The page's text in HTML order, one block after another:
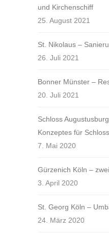
und Kirchenschiff
25. August 2021
St. Nikolaus –
26. Juli 2021
Bonner Münster –
20. Juli 2021
Schloss
Konzeptes für
7. Mai 2020
Gürzenich Köln –
3. April 2020
St. Georg Köln –
24. März 2020